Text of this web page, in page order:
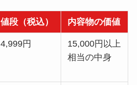
値段（税込） 内容物の価値
4,999円
15,000円以上
相当の中身